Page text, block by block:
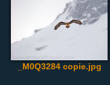
_M0Q3284 copie.jpg